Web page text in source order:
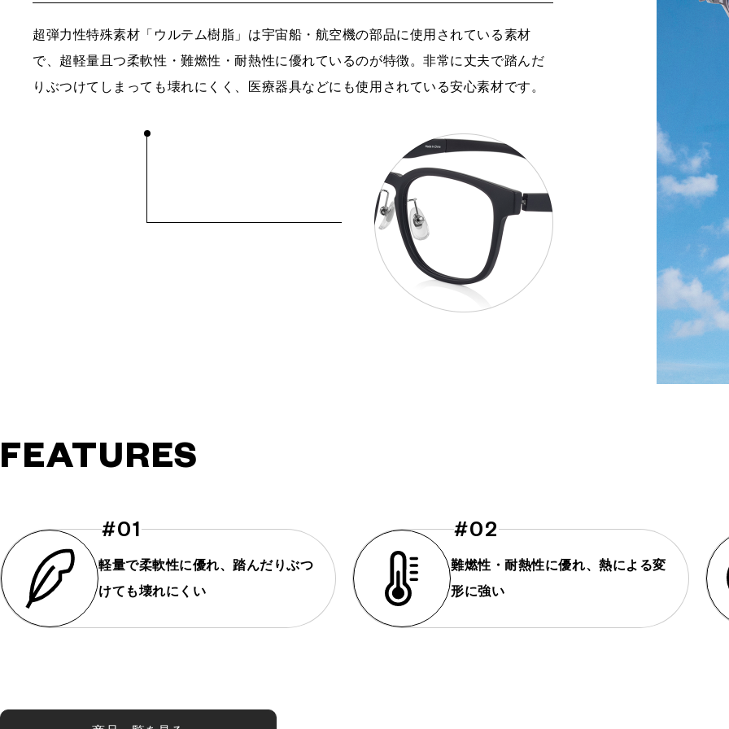
超弾力性特殊素材「ウルテム樹脂」は宇宙船・航空機の部品に使用されている素材
で、超軽量且つ柔軟性・難燃性・耐熱性に優れているのが特徴。非常に丈夫で踏んだ
りぶつけてしまっても壊れにくく、医療器具などにも使用されている安心素材です。
FEATURES
#01
軽量で柔軟性に優れ、踏んだりぶつ
けても壊れにくい
#02
難燃性・耐熱性に優れ、熱による変
形に強い